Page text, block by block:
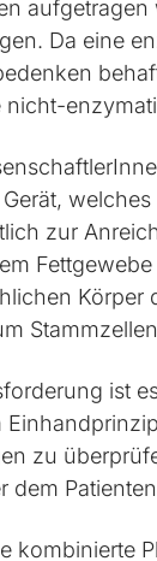
Da eine
nicht-
zur
ist
zu
dem
kombinierte